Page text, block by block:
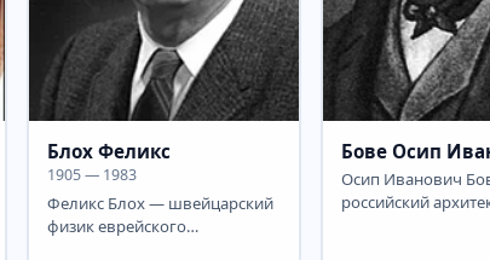
Блох Феликс
1905 — 1983
Феликс Блох — швейцарский
физик еврейского
Бове Осип
Осип Иванович
российский